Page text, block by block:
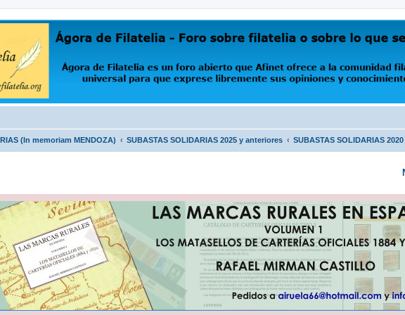
de Filatelia es un foro abierto que Afinet ofrece a la comunidad filatélica universal para que exprese libremente
(In memoriam MENDOZA) SUBASTAS SOLIDARIAS 2025 y anteriores SUBASTAS SOLIDARIAS 2020